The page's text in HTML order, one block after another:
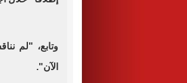
وتابع، "لم
الآن".